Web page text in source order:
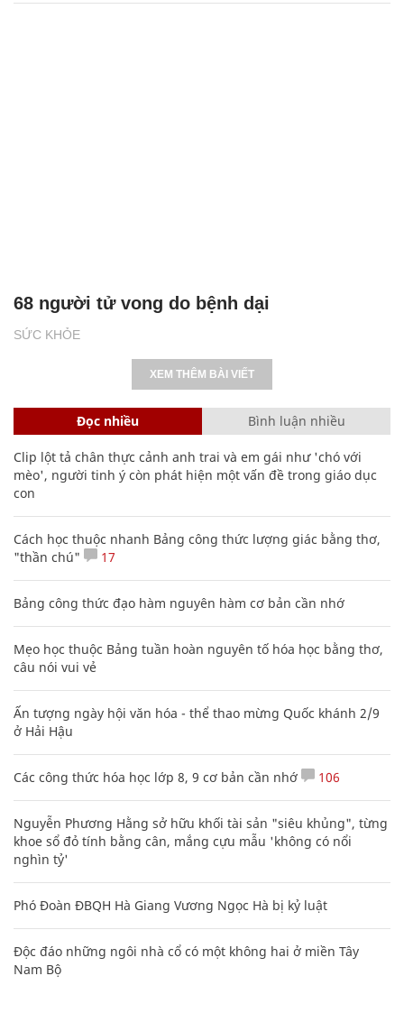
SỨC KHỎE
68 người tử vong do bệnh dại
XEM THÊM BÀI VIẾT
Đọc nhiều Bình luận nhiều
Clip lột tả chân thực cảnh anh trai và em gái như 'chó với
mèo', người tinh ý còn phát hiện một vấn đề trong giáo dục
con
Cách học thuộc nhanh Bảng công thức lượng giác bằng thơ,
"thần chú"
17
Bảng công thức đạo hàm nguyên hàm cơ bản cần nhớ
Mẹo học thuộc Bảng tuần hoàn nguyên tố hóa học bằng thơ,
câu nói vui vẻ
Ấn tượng ngày hội văn hóa - thể thao mừng Quốc khánh 2/9
ở Hải Hậu
Các công thức hóa học lớp 8, 9 cơ bản cần nhớ 106
Nguyễn Phương Hằng sở hữu khối tài sản "siêu khủng", từng
khoe sổ đỏ tính bằng cân, mắng cựu mẫu 'không có nổi
nghìn tỷ'
Phó Đoàn ĐBQH Hà Giang Vương Ngọc Hà bị kỷ luật
Độc đáo những ngôi nhà cổ có một không hai ở miền Tây
Nam Bộ